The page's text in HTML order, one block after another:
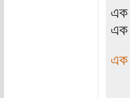
এক
এক
এক